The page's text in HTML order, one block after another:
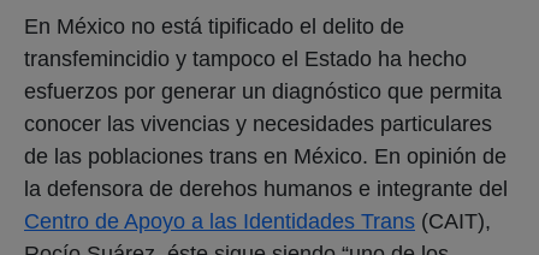
En México no está tipificado el delito de
transfemincidio y tampoco el Estado ha hecho
esfuerzos por generar un diagnóstico que permita
conocer las vivencias y necesidades particulares
de las poblaciones trans en México. En opinión de
la defensora de derehos humanos e integrante del
Centro de Apoyo a las Identidades Trans (CAIT),